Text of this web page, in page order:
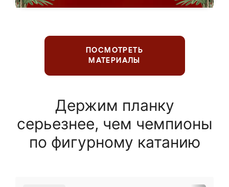
ПОСМОТРЕТЬ
МАТЕРИАЛЫ
Держим планку
серьезнее, чем чемпионы
по фигурному катанию